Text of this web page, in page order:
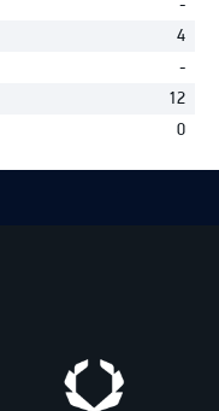
-
4
-
12
0